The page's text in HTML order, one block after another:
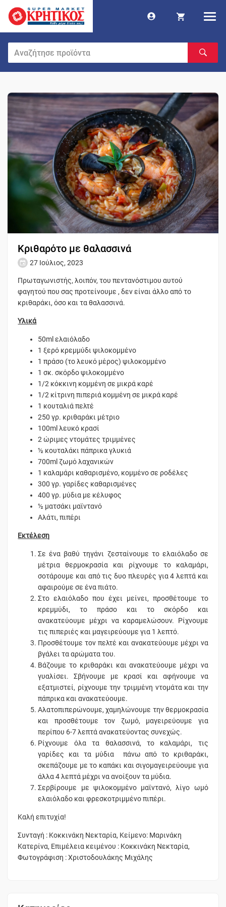
Κριθαρότο με θαλασσινά
27 Ιούλιος, 2023
Πρωταγωνιστής, λοιπόν, του πεντανόστιμου αυτού
φαγητού που σας προτείνουμε , δεν είναι άλλο από το
κριθαράκι, όσο και τα θαλασσινά.
Υλικά
50ml ελαιόλαδο
1 ξερό κρεμμύδι ψιλοκομμένο
1 πράσο (το λευκό μέρος) ψιλοκομμένο
1 σκ. σκόρδο ψιλοκομμένο
1/2 κόκκινη κομμένη σε μικρά καρέ
1/2 κίτρινη πιπεριά κομμένη σε μικρά καρέ
1 κουταλιά πελτέ
250 γρ. κριθαράκι μέτριο
100ml λευκό κρασί
2 ώριμες ντομάτες τριμμένες
½ κουταλάκι πάπρικα γλυκιά
700ml ζωμό λαχανικών
1 καλαμάρι καθαρισμένο, κομμένο σε ροδέλες
300 γρ. γαρίδες καθαρισμένες
400 γρ. μύδια με κέλυφος
½ ματσάκι μαϊντανό
Αλάτι, πιπέρι
Εκτέλεση
Σε ένα βαθύ τηγάνι ζεσταίνουμε το ελαιόλαδο σε
μέτρια θερμοκρασία και ρίχνουμε το καλαμάρι,
σοτάρουμε και από τις δυο πλευρές για 4 λεπτά και
αφαιρούμε σε ένα πιάτο.
Στο ελαιόλαδο που έχει μείνει, προσθέτουμε το
κρεμμύδι, το πράσο και το σκόρδο και
ανακατεύουμε μέχρι να καραμελώσουν. Ρίχνουμε
τις πιπεριές και μαγειρεύουμε για 1 λεπτό.
Προσθέτουμε τον πελτέ και ανακατεύουμε μέχρι να
βγάλει τα αρώματα του.
Βάζουμε το κριθαράκι και ανακατεύουμε μέχρι να
γυαλίσει. Σβήνουμε με κρασί και αφήνουμε να
εξατμιστεί, ρίχνουμε την τριμμένη ντομάτα και την
πάπρικα και ανακατεύουμε.
Αλατοπιπερώνουμε, χαμηλώνουμε την θερμοκρασία
και προσθέτουμε τον ζωμό, μαγειρεύουμε για
περίπου 6-7 λεπτά ανακατεύοντας συνεχώς.
Ρίχνουμε όλα τα θαλασσινά, το καλαμάρι, τις
γαρίδες και τα μύδια πάνω από το κριθαράκι,
σκεπάζουμε με το καπάκι και σιγομαγειρεύουμε για
άλλα 4 λεπτά μέχρι να ανοίξουν τα μύδια.
Σερβίρουμε με ψιλοκομμένο μαϊντανό, λίγο ωμό
ελαιόλαδο και φρεσκοτριμμένο πιπέρι.
Καλή επιτυχία!
Συνταγή : Κοκκινάκη Νεκταρία, Κείμενο: Μαρινάκη
Κατερίνα, Επιμέλεια κειμένου : Κοκκινάκη Νεκταρία,
Φωτογράφιση : Χριστοδουλάκης Μιχάλης